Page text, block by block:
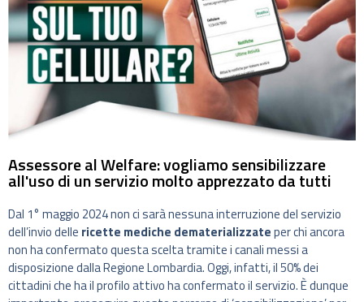
Assessore al Welfare: vogliamo sensibilizzare
all'uso di un servizio molto apprezzato da tutti
Dal 1° maggio 2024 non ci sarà nessuna interruzione del servizio
dell’invio delle ricette mediche dematerializzateper chi ancora
non ha confermato questa scelta tramite i canali messi a
disposizione dalla Regione Lombardia. Oggi, infatti, il 50% dei
cittadini che ha il profilo attivo ha confermato il servizio. È dunque